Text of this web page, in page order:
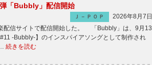
「Bubbly」配信開始
Ｊ－ＰＯＰ
2026年8月7日
配信サイトで配信開始した。 「Bubbly」は、9月13
-Bubbly-】のインスパイアソングとして制作され
続きを読む